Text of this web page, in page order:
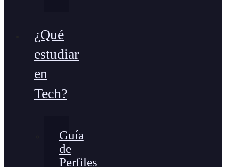
¿Qué
estudiar
en
Tech?
Guía
de
Perfiles